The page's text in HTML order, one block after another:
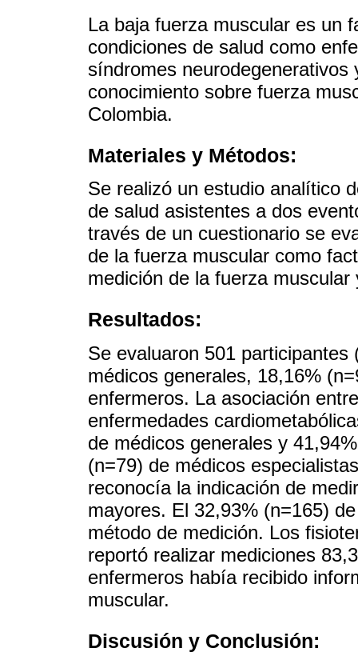
La baja fuerza muscular es un
condiciones de salud como
síndromes
conocimiento sobre fuerza
Colombia.
Materiales y Métodos:
Se realizó un estudio analítico
de salud asistentes a dos
través de un cuestionario se
de la fuerza muscular como
medición de la fuerza
Resultados:
Se evaluaron 501
médicos generales, 18,16%
enfermeros. La asociación
enfermedades
de médicos generales y
(n=79) de médicos
reconocía la indicación de
mayores. El 32,93% (n=165)
método de medición. Los
reportó realizar mediciones
enfermeros había recibido
muscular.
Discusión y Conclusión: